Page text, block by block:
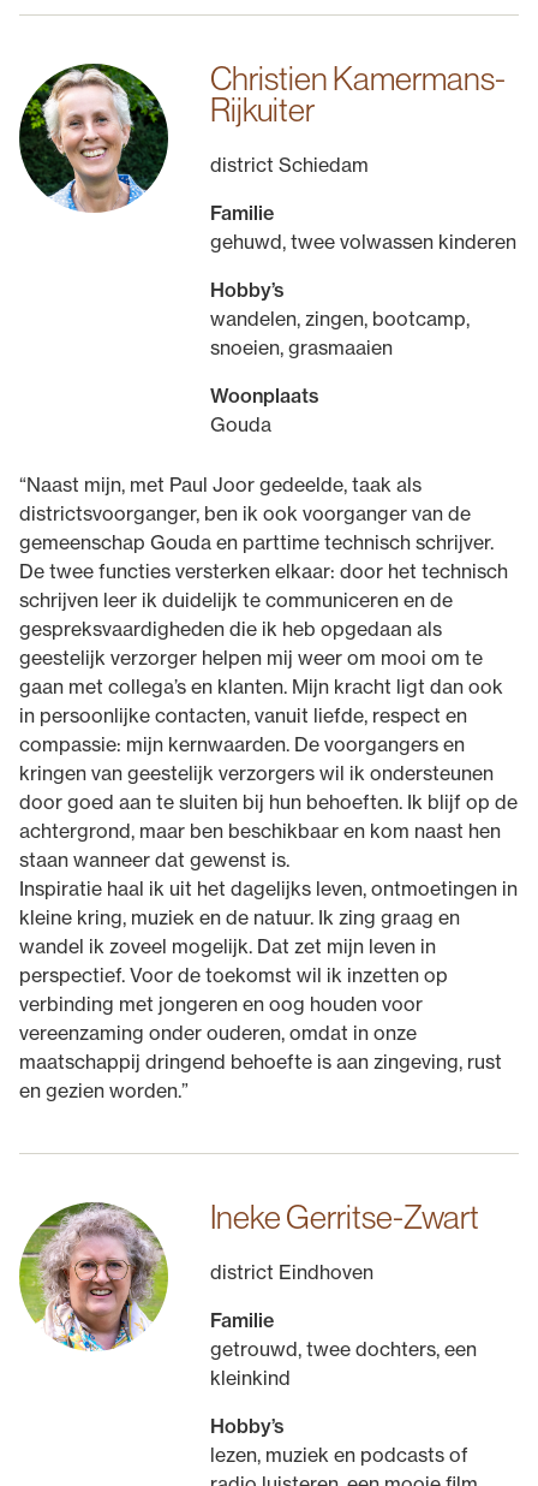
Christien Kamermans-
Rijkuiter
district Schiedam
Familie
gehuwd, twee volwassen kinderen
Hobby’s
wandelen, zingen, bootcamp,
snoeien, grasmaaien
Woonplaats
Gouda
“Naast mijn, met Paul Joor gedeelde, taak als
districtsvoorganger, ben ik ook voorganger van de
gemeenschap Gouda en parttime technisch schrijver.
De twee functies versterken elkaar: door het technisch
schrijven leer ik duidelijk te communiceren en de
gespreksvaardigheden die ik heb opgedaan als
geestelijk verzorger helpen mij weer om mooi om te
gaan met collega’s en klanten. Mijn kracht ligt dan ook
in persoonlijke contacten, vanuit liefde, respect en
compassie: mijn kernwaarden. De voorgangers en
kringen van geestelijk verzorgers wil ik ondersteunen
door goed aan te sluiten bij hun behoeften. Ik blijf op de
achtergrond, maar ben beschikbaar en kom naast hen
staan wanneer dat gewenst is.
Inspiratie haal ik uit het dagelijks leven, ontmoetingen in
kleine kring, muziek en de natuur. Ik zing graag en
wandel ik zoveel mogelijk. Dat zet mijn leven in
perspectief. Voor de toekomst wil ik inzetten op
verbinding met jongeren en oog houden voor
vereenzaming onder ouderen, omdat in onze
maatschappij dringend behoefte is aan zingeving, rust
en gezien worden.”
Ineke Gerritse-Zwart
district Eindhoven
Familie
getrouwd, twee dochters, een
kleinkind
Hobby’s
lezen, muziek en podcasts of